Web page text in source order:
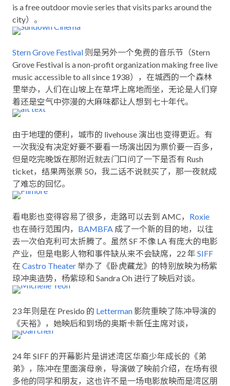
is a free outdoor movie series that visits parks around the
city）。
Stern Grove Festival 则是另外一个免费的音乐节（Stern
Grove Festival is a non-profit organization making free live
music accessible to all since 1938），在城西的一个森林
里举办，人们在山坡上在草坪上席地而坐，无论是人们穿
着还是空气中弥漫的大麻味都让人想到七十年代。
由于地理的便利，城市的 livehouse 演出也变得更近。有
一次我没有决定好要不要看一场演出因为票价要一百多，
但是吃完晚饭在那附近就去门口问了一下是否有 Rush
ticket，结果两张票 50，我二话不说就买了，那一夜就成
了难忘的回忆。
看电影也变得容易了很多，走路可以去到 AMC， Roxie
也在骑行范围内， BAMBFA 成了一个新的目的地，以往
去一次伯克利可太折腾了。虽然 SF 不像 LA 有庞大的电影
产业，但是电影人物和事件缺从来不会缺席，22 年 SIFF
在 Castro Theater举办了《卧虎藏龙》的特别放映为杨紫
琼冲奥造势，杨紫琼和 Sandra Oh 进行了映后对谈。
23 年则是在 Presido 的 Letterman 影院重映了陈冲导演的
《天裕》，她映后和到场的奥斯卡新任主席对谈，
24 年 SIFF 的开幕影片是讲述湾区华裔少年成长的《弟
弟》，陈冲在里面演母亲，导演做了映前介绍，在场有很
多他的同学和朋友，这也许不是一场电影放映而是湾区朋